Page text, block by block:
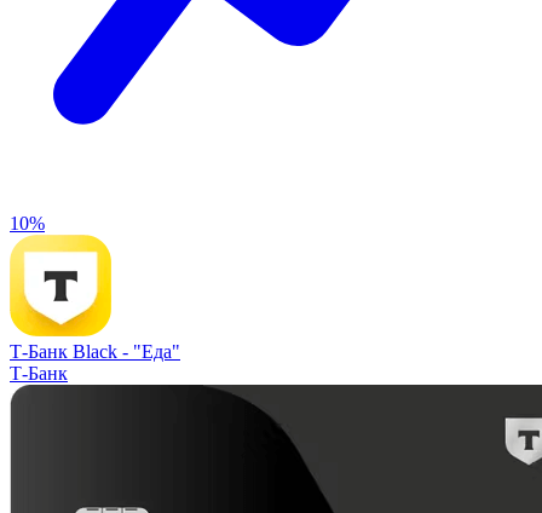
10%
Т-Банк Black - "Еда"
Т-Банк